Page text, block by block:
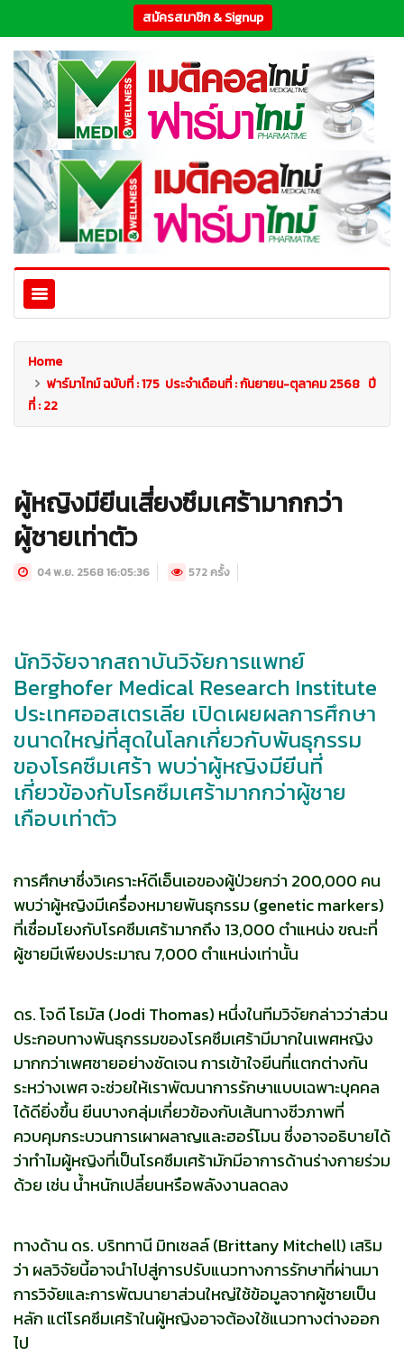
สมัครสมาชิก & Signup
Home
ฟาร์มาไทม์ ฉบับที่ : 175 ประจำเดือนที่ : กันยายน-ตุลาคม 2568 ปี
ที่ : 22
ผู้หญิงมียีนเสี่ยงซึมเศร้ามากกว่า
ผู้ชายเท่าตัว
04 พ.ย. 2568 16:05:36 572 ครั้ง
นักวิจัยจากสถาบันวิจัยการแพทย์
Berghofer Medical Research Institute
ประเทศออสเตรเลีย เปิดเผยผลการศึกษา
ขนาดใหญ่ที่สุดในโลกเกี่ยวกับพันธุกรรม
ของโรคซึมเศร้า พบว่าผู้หญิงมียีนที่
เกี่ยวข้องกับโรคซึมเศร้ามากกว่าผู้ชาย
เกือบเท่าตัว
การศึกษาซึ่งวิเคราะห์ดีเอ็นเอของผู้ป่วยกว่า 200,000 คน
พบว่าผู้หญิงมีเครื่องหมายพันธุกรรม (genetic markers)
ที่เชื่อมโยงกับโรคซึมเศร้ามากถึง 13,000 ตำแหน่ง ขณะที่
ผู้ชายมีเพียงประมาณ 7,000 ตำแหน่งเท่านั้น
ดร. โจดี โธมัส (Jodi Thomas) หนึ่งในทีมวิจัยกล่าวว่าส่วน
ประกอบทางพันธุกรรมของโรคซึมเศร้ามีมากในเพศหญิง
มากกว่าเพศชายอย่างชัดเจน การเข้าใจยีนที่แตกต่างกัน
ระหว่างเพศ จะช่วยให้เราพัฒนาการรักษาแบบเฉพาะบุคคล
ได้ดียิ่งขึ้น ยีนบางกลุ่มเกี่ยวข้องกับเส้นทางชีวภาพที่
ควบคุมกระบวนการเผาผลาญและฮอร์โมน ซึ่งอาจอธิบายได้
ว่าทำไมผู้หญิงที่เป็นโรคซึมเศร้ามักมีอาการด้านร่างกายร่วม
ด้วย เช่น น้ำหนักเปลี่ยนหรือพลังงานลดลง
ทางด้าน ดร. บริททานี มิทเชลล์ (Brittany Mitchell) เสริม
ว่า ผลวิจัยนี้อาจนำไปสู่การปรับแนวทางการรักษาที่ผ่านมา
การวิจัยและการพัฒนายาส่วนใหญ่ใช้ข้อมูลจากผู้ชายเป็น
หลัก แต่โรคซึมเศร้าในผู้หญิงอาจต้องใช้แนวทางต่างออก
ไป